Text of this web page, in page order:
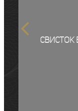
Свисток